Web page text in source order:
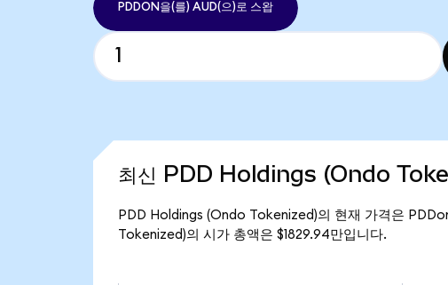
PDDON을(를) AUD(으)로 스왑
최신 PDD Holdings (Ondo
PDD Holdings (Ondo Tokenized)의 현재 가격은
Tokenized)의 시가 총액은 $1829.94만입니다.